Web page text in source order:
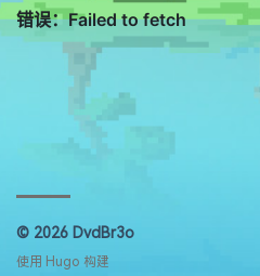
© 2026 DvdBr3o
使用 Hugo 构建